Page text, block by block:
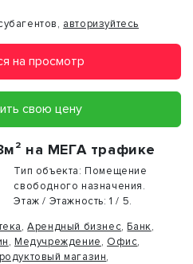
авторизуйтесь
на просмотр
свою цену
на МЕГА трафике
Тип объекта: Помещение
свободного назначения.
Этаж / Этажность: 1 / 5.
,Арендный бизнес, Банк,
, Медучреждение, Офис,
магазин,